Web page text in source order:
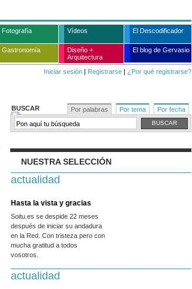
Fotografía Vídeos El Descodificador
Gastronomía
Diseño +
Arquitectura
El blog de Gervasio
Iniciar sesión | Registrarse | ¿Por qué registrarse?
BUSCAR Por palabras Por tema Por fecha
NUESTRA SELECCIÓN
actualidad
Hasta la vista y gracias
Soitu.es se despide 22 meses
después de iniciar su andadura
en la Red. Con tristeza pero con
mucha gratitud a todos
vosotros.
actualidad